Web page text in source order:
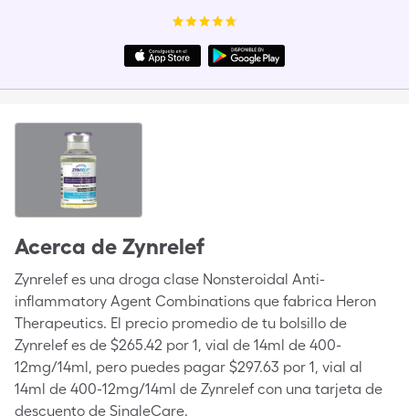
Acerca de Zynrelef
Zynrelef es una droga clase Nonsteroidal Anti-
inflammatory Agent Combinations que fabrica Heron
Therapeutics. El precio promedio de tu bolsillo de
Zynrelef es de $265.42 por 1, vial de 14ml de 400-
12mg/14ml, pero puedes pagar $297.63 por 1, vial al
14ml de 400-12mg/14ml de Zynrelef con una tarjeta de
descuento de SingleCare.